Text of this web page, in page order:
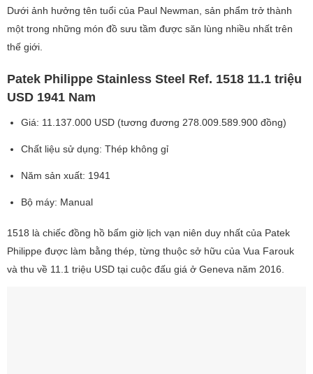
Dưới ảnh hưởng tên tuổi của Paul Newman, sản phẩm trở thành
một trong những món đồ sưu tầm được săn lùng nhiều nhất trên
thế giới.
Patek Philippe Stainless Steel Ref. 1518 11.1 triệu
USD 1941 Nam
Giá: 11.137.000 USD (tương đương 278.009.589.900 đồng)
Chất liệu sử dụng: Thép không gỉ
Năm sản xuất: 1941
Bộ máy: Manual
1518 là chiếc đồng hồ bấm giờ lịch vạn niên duy nhất của Patek
Philippe được làm bằng thép, từng thuộc sở hữu của Vua Farouk
và thu về 11.1 triệu USD tại cuộc đấu giá ở Geneva năm 2016.